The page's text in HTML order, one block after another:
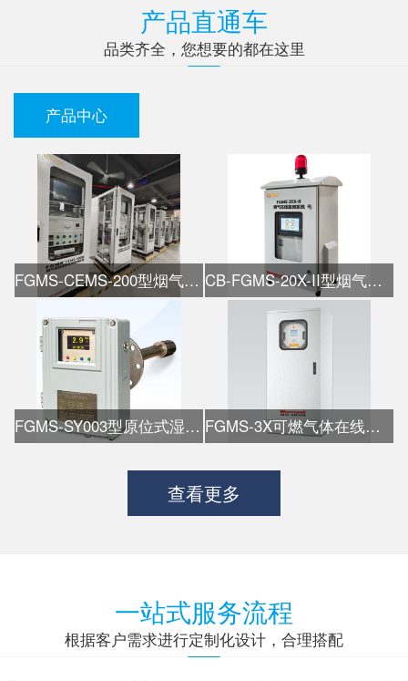
产品直通车
品类齐全，您想要的都在这里
产品中心
FGMS-CEMS-200型烟气在线监测系统 CB-FGMS-20X-II型烟气在线监测系统
FGMS-SY003型原位式湿氧检测仪 FGMS-3X可燃气体在线热值仪
查看更多
一站式服务流程
根据客户需求进行定制化设计，合理搭配